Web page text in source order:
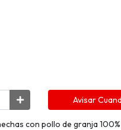
Avisar
con pollo de granja